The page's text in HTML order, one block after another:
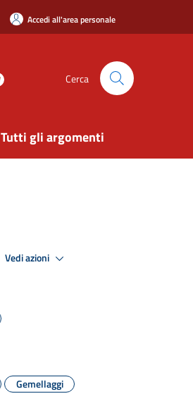
Accedi all'area personale
Cerca
Tutti gli argomenti
Vedi azioni
Gemellaggi